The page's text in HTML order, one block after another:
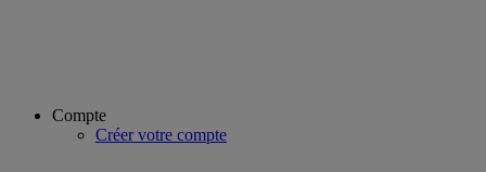
Compte
Créer votre compte